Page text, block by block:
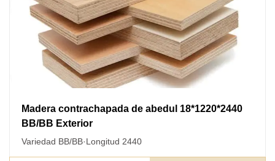
Madera contrachapada de abedul 18*1220*2440
BB/BB Exterior
Variedad BB/BB·Longitud 2440